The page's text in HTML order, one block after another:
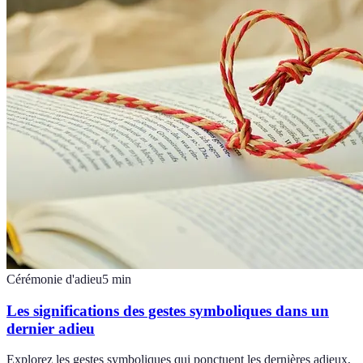
Cérémonie d'adieu5 min
Les significations des gestes symboliques dans un
dernier adieu
Explorez les gestes symboliques qui ponctuent les dernières adieux,